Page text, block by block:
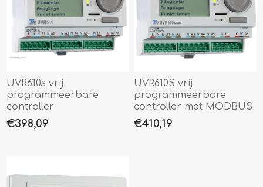
UVR610s vrij
programmeerbare
controller
€398,09
UVR610S vrij
programmeerbare
controller met MODBUS
€410,19